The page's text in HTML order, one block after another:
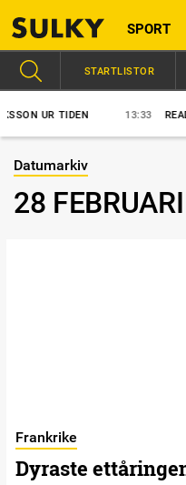
SPORT
UR TIDEN 13:33 READLY
STARTLISTOR
Datumarkiv
28
Frankrike
Dyraste